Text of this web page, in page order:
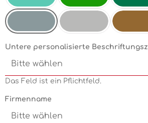
Mint Electricgreen Grün
Untere personalisierte
Das Feld ist ein Pflichtfeld.
Firmenname